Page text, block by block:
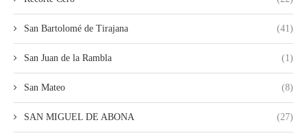
San Bartolomé de Tirajana (41)
San Juan de la Rambla (1)
San Mateo (8)
SAN MIGUEL DE ABONA (27)